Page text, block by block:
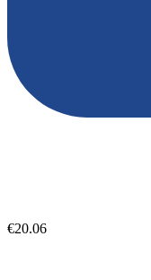
€20.06